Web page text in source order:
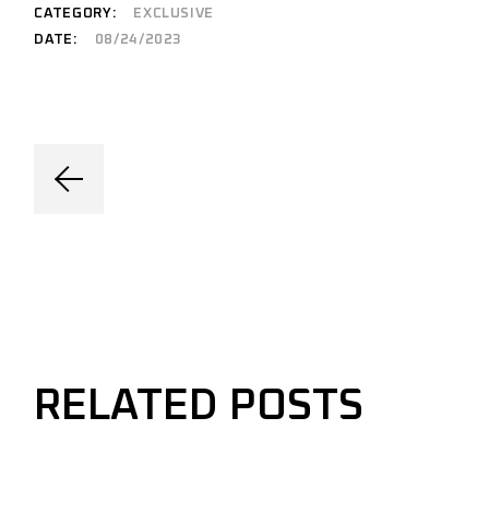
CATEGORY:
EXCLUSIVE
DATE:
08/24/2023
RELATED POSTS